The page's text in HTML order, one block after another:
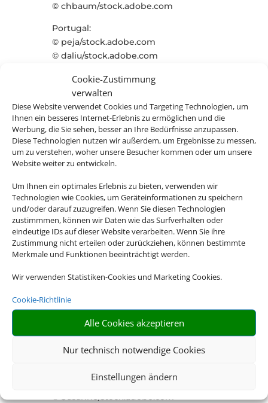
Cookie-Zustimmung
verwalten
Diese Website verwendet Cookies und Targeting Technologien, um
Ihnen ein besseres Internet-Erlebnis zu ermöglichen und die
Werbung, die Sie sehen, besser an Ihre Bedürfnisse anzupassen.
Diese Technologien nutzen wir außerdem, um Ergebnisse zu messen,
um zu verstehen, woher unsere Besucher kommen oder um unsere
Website weiter zu entwickeln.
Um Ihnen ein optimales Erlebnis zu bieten, verwenden wir
Technologien wie Cookies, um Geräteinformationen zu speichern
und/oder darauf zuzugreifen. Wenn Sie diesen Technologien
zustimmmen, können wir Daten wie das Surfverhalten oder
eindeutige IDs auf dieser Website verarbeiten. Wenn Sie ihre
Zustimmung nicht erteilen oder zurückziehen, können bestimmte
Merkmale und Funktionen beeinträchtigt werden.
Wir verwenden Statistiken-Cookies und Marketing Cookies.
Cookie-Richtlinie
Alle Cookies akzeptieren
Nur technisch notwendige Cookies
Einstellungen ändern
© chbaum/stock.adobe.com
Portugal:
© peja/stock.adobe.com
© daliu/stock.adobe.com
© vickysp/stock.adobe.com
© daliu/stock.adobe.com
© Balate Dorin/stock.adobe.com
© Culipix/stock.adobe.com
© Mapics/stock.adobe.com
Cluburlaub:
© NDABCREATIVITY/stock.adobe.com
Ostsee:
© Silke Koch/stock.adobe.com
©
mmphotographie.de/stock.adobe.co
© Shambhala/stock.adobe.com
© Benno Hoff/stock.adobe.com
© sebileiste/stock.adobe.com
© JFL Photography/stock.adobe.com
© Jens/stock.adobe.com
© Timo Günthner/stock.adobe.com
© Susanne/stock.adobe.com